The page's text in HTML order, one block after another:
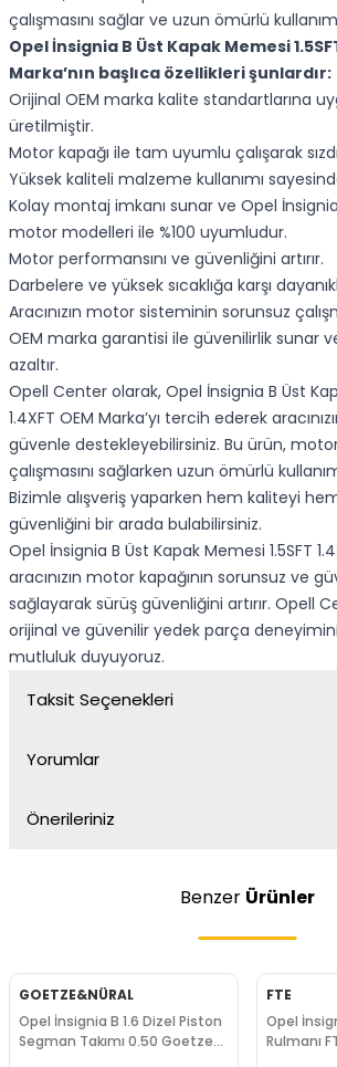
çalışmasını sağlar ve uzun ömürlü
Opel İnsignia B Üst Kapak Memesi
Marka’nın başlıca özellikleri şunlardır:
Orijinal OEM marka kalite standartlarına
üretilmiştir.
Motor kapağı ile tam uyumlu çalışarak
Yüksek kaliteli malzeme kullanımı
Kolay montaj imkanı sunar ve Opel İnsignia
motor modelleri ile %100 uyumludur.
Motor performansını ve güvenliğini artırır.
Darbelere ve yüksek sıcaklığa karşı
Aracınızın motor sisteminin sorunsuz
OEM marka garantisi ile güvenilirlik sunar
azaltır.
Opell Center olarak, Opel İnsignia B Üst
1.4XFT OEM Marka’yı tercih ederek
güvenle destekleyebilirsiniz. Bu ürün,
çalışmasını sağlarken uzun ömürlü
Bizimle alışveriş yaparken hem kaliteyi
güvenliğini bir arada bulabilirsiniz.
Opel İnsignia B Üst Kapak Memesi 1.5SFT
aracınızın motor kapağının sorunsuz ve
sağlayarak sürüş güvenliğini artırır. Opell
orijinal ve güvenilir yedek parça
mutluluk duyuyoruz.
Taksit Seçenekleri
Yorumlar
Önerileriniz
Benzer Ürünler
GOETZE&NÜRAL
Opel İnsignia B 1.6 Dizel Piston
Segman Takımı 0.50 Goetze
FTE
Opel
Rulmanı